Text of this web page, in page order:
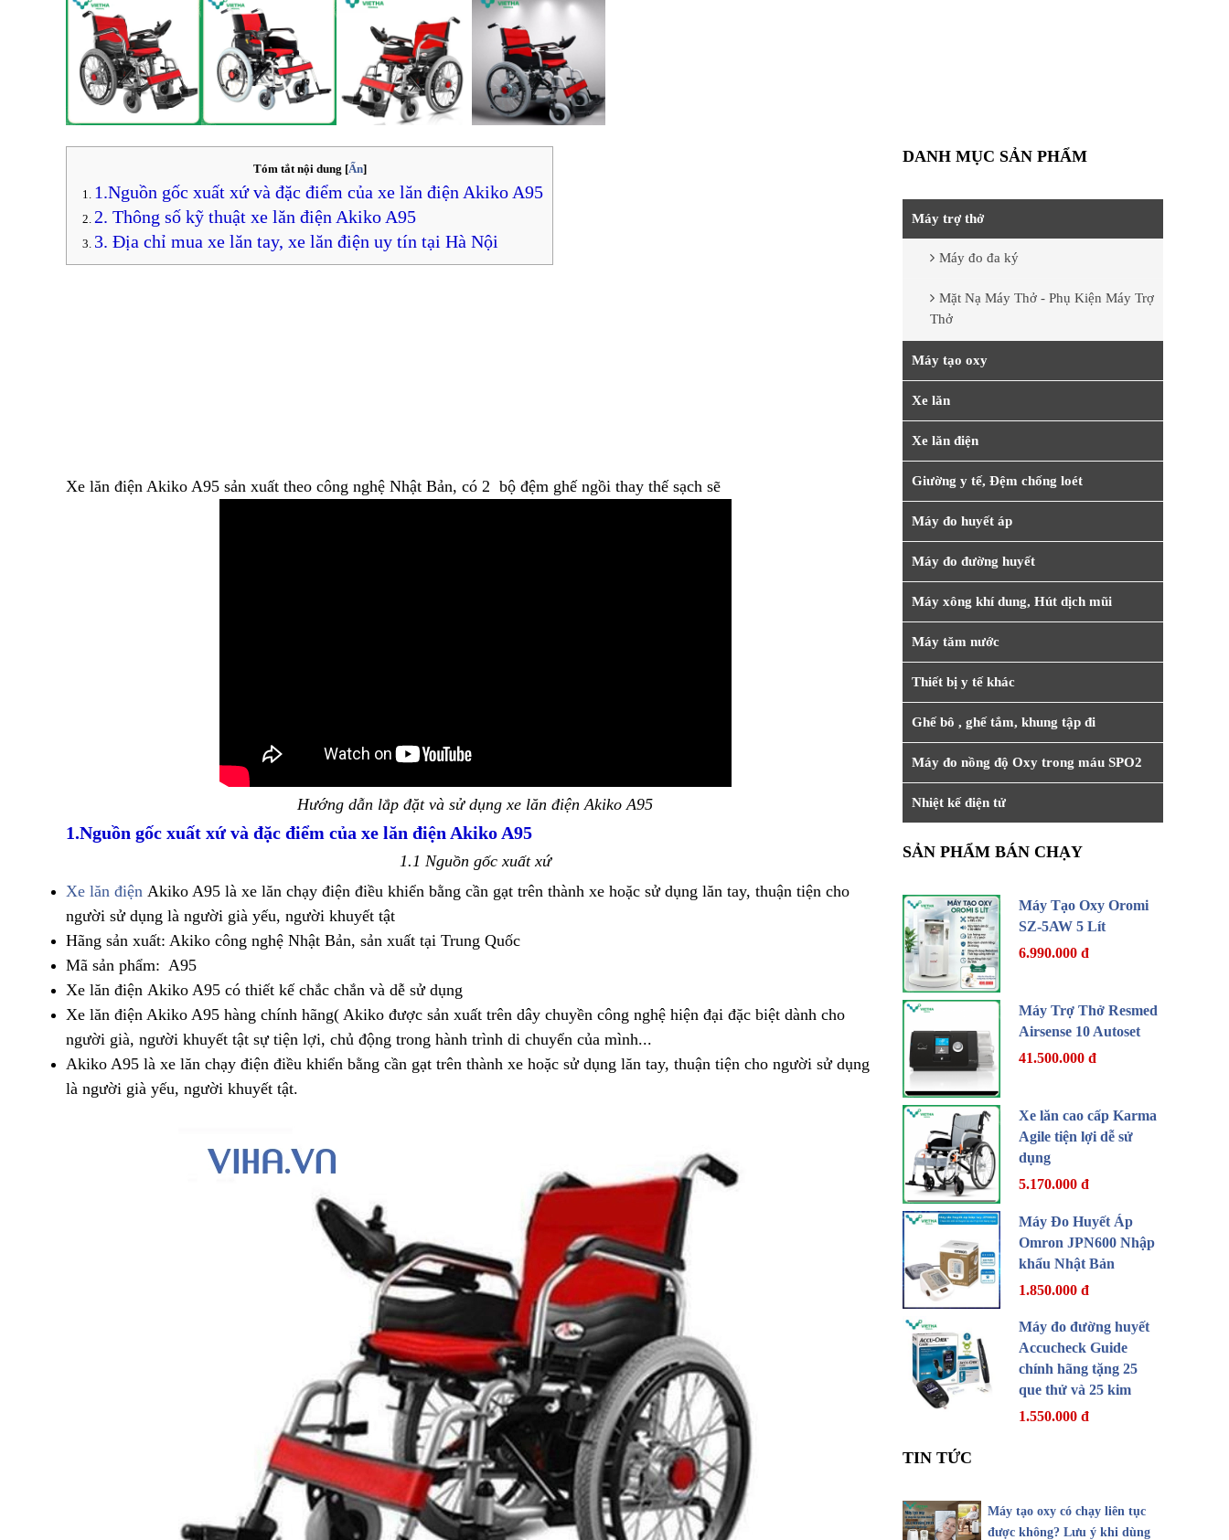
Tóm tắt nội dung [Ẩn]
1.Nguồn gốc xuất xứ và đặc điểm của xe lăn điện Akiko A95
2. Thông số kỹ thuật xe lăn điện Akiko A95
3. Địa chỉ mua xe lăn tay, xe lăn điện uy tín tại Hà Nội
Xe lăn điện Akiko A95 sản xuất theo công nghệ Nhật Bản, có 2 bộ đệm ghế ngồi thay thế sạch sẽ
Hướng dẫn lắp đặt và sử dụng xe lăn điện Akiko A95
1.Nguồn gốc xuất xứ và đặc điểm của xe lăn điện Akiko A95
1.1 Nguồn gốc xuất xứ
Xe lăn điện Akiko A95 là xe lăn chạy điện điều khiển bằng cần gạt trên thành xe hoặc sử dụng lăn tay, thuận tiện cho
người sử dụng là người già yếu, người khuyết tật
Hãng sản xuất: Akiko công nghệ Nhật Bản, sản xuất tại Trung Quốc
Mã sản phẩm: A95
Xe lăn điện Akiko A95 có thiết kế chắc chắn và dễ sử dụng
Xe lăn điện Akiko A95 hàng chính hãng( Akiko được sản xuất trên dây chuyền công nghệ hiện đại đặc biệt dành cho
người già, người khuyết tật sự tiện lợi, chủ động trong hành trình di chuyển của mình...
Akiko A95 là xe lăn chạy điện điều khiển bằng cần gạt trên thành xe hoặc sử dụng lăn tay, thuận tiện cho người sử dụng
là người già yếu, người khuyết tật.
DANH MỤC SẢN PHẨM
Máy trợ thở
Máy đo đa ký
Mặt Nạ Máy Thở - Phụ Kiện Máy Trợ
Thở
Máy tạo oxy
Xe lăn
Xe lăn điện
Giường y tế, Đệm chống loét
Máy đo huyết áp
Máy đo đường huyết
Máy xông khí dung, Hút dịch mũi
Máy tăm nước
Thiết bị y tế khác
Ghế bô , ghế tắm, khung tập đi
Máy đo nồng độ Oxy trong máu SPO2
Nhiệt kế điện tử
SẢN PHẨM BÁN CHẠY
Máy Tạo Oxy Oromi
SZ-5AW 5 Lít
6.990.000 đ
Máy Trợ Thở Resmed
Airsense 10 Autoset
41.500.000 đ
Xe lăn cao cấp Karma
Agile tiện lợi dễ sử
dụng
5.170.000 đ
Máy Đo Huyết Áp
Omron JPN600 Nhập
khẩu Nhật Bản
1.850.000 đ
Máy đo đường huyết
Accucheck Guide
chính hãng tặng 25
que thử và 25 kim
1.550.000 đ
TIN TỨC
Máy tạo oxy có chạy liên tục
được không? Lưu ý khi dùng